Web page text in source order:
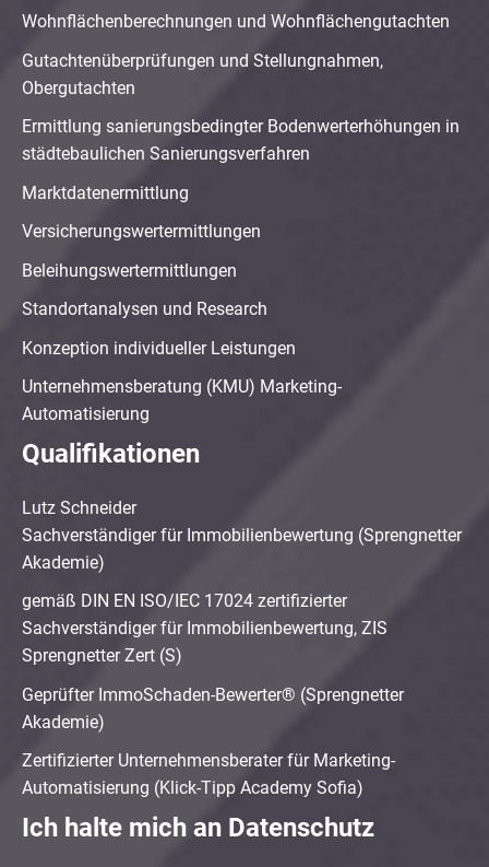
Wohnflächenberechnungen und Wohnflächengutachten
Gutachtenüberprüfungen und Stellungnahmen,
Obergutachten
Ermittlung sanierungsbedingter Bodenwerterhöhungen in
städtebaulichen Sanierungsverfahren
Marktdatenermittlung
Versicherungswertermittlungen
Beleihungswertermittlungen
Standortanalysen und Research
Konzeption individueller Leistungen
Unternehmensberatung (KMU) Marketing-
Automatisierung
Qualifikationen
Lutz Schneider
Sachverständiger für Immobilienbewertung (Sprengnetter
Akademie)
gemäß DIN EN ISO/IEC 17024 zertifizierter
Sachverständiger für Immobilienbewertung, ZIS
Sprengnetter Zert (S)
Geprüfter ImmoSchaden-Bewerter® (Sprengnetter
Akademie)
Zertifizierter Unternehmensberater für Marketing-
Automatisierung (Klick-Tipp Academy Sofia)
Ich halte mich an Datenschutz